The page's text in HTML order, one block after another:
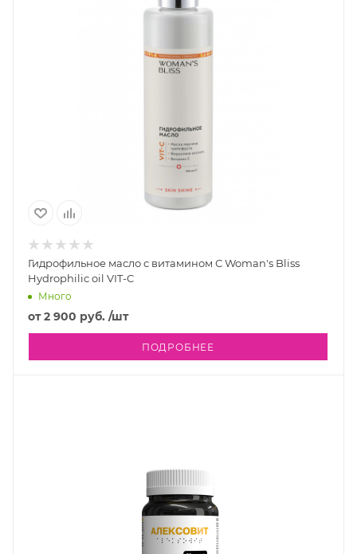
Гидрофильное масло с витамином С Woman's Bliss
Hydrophilic oil VIT-C
Много
от2 900 руб. /шт
ПОДРОБНЕЕ